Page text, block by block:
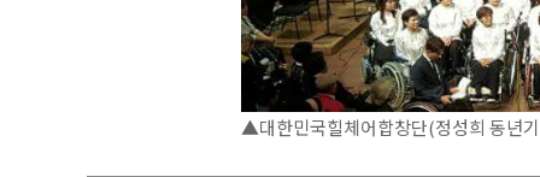
▲대한민국힐체어합창단(정성희 동년